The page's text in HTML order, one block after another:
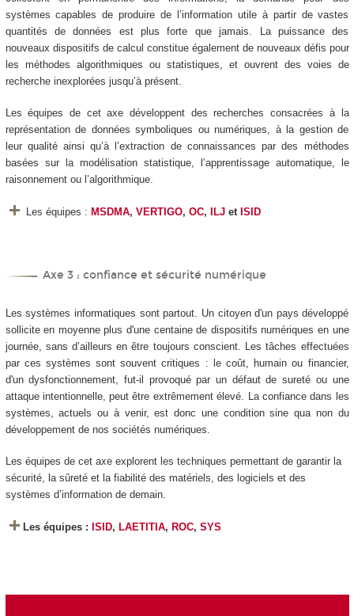
systèmes capables de produire de l’information utile à partir de vastes
quantités de données est plus forte que jamais. La puissance des
nouveaux dispositifs de calcul constitue également de nouveaux défis pour
les méthodes algorithmiques ou statistiques, et ouvrent des voies de
recherche inexplorées jusqu’à présent.
Les équipes de cet axe développent des recherches consacrées à la
représentation de données symboliques ou numériques, à la gestion de
leur qualité ainsi qu’à l’extraction de connaissances par des méthodes
basées sur la modélisation statistique, l’apprentissage automatique, le
raisonnement ou l’algorithmique.
Les équipes : MSDMA, VERTIGO, OC, ILJet ISID
Axe 3 : confiance et sécurité numérique
Les systèmes informatiques sont partout. Un citoyen d'un pays développé
sollicite en moyenne plus d'une centaine de dispositifs numériques en une
journée, sans d’ailleurs en être toujours conscient. Les tâches effectuées
par ces systèmes sont souvent critiques : le coût, humain ou financier,
d'un dysfonctionnement, fut-il provoqué par un défaut de sureté ou une
attaque intentionnelle, peut être extrêmement élevé. La confiance dans les
systèmes, actuels ou à venir, est donc une condition sine qua non du
développement de nos sociétés numériques.
Les équipes de cet axe explorent les techniques permettant de garantir la
sécurité, la sûreté et la fiabilité des matériels, des logiciels et des
systèmes d’information de demain.
Les équipes : ISID, LAETITIA, ROC, SYS